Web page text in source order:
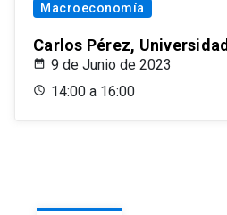
Macroeconomía
Carlos Pérez,
9 de Junio de 2023
14:00 a 16:00